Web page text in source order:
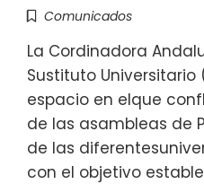
Comunicados
La Cordinadora
Sustituto Universitario
espacio en elque
de las asambleas de
de las
con el objetivo